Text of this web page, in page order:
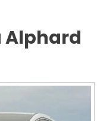
Alphard